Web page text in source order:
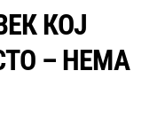
КОЈ
– НЕМА